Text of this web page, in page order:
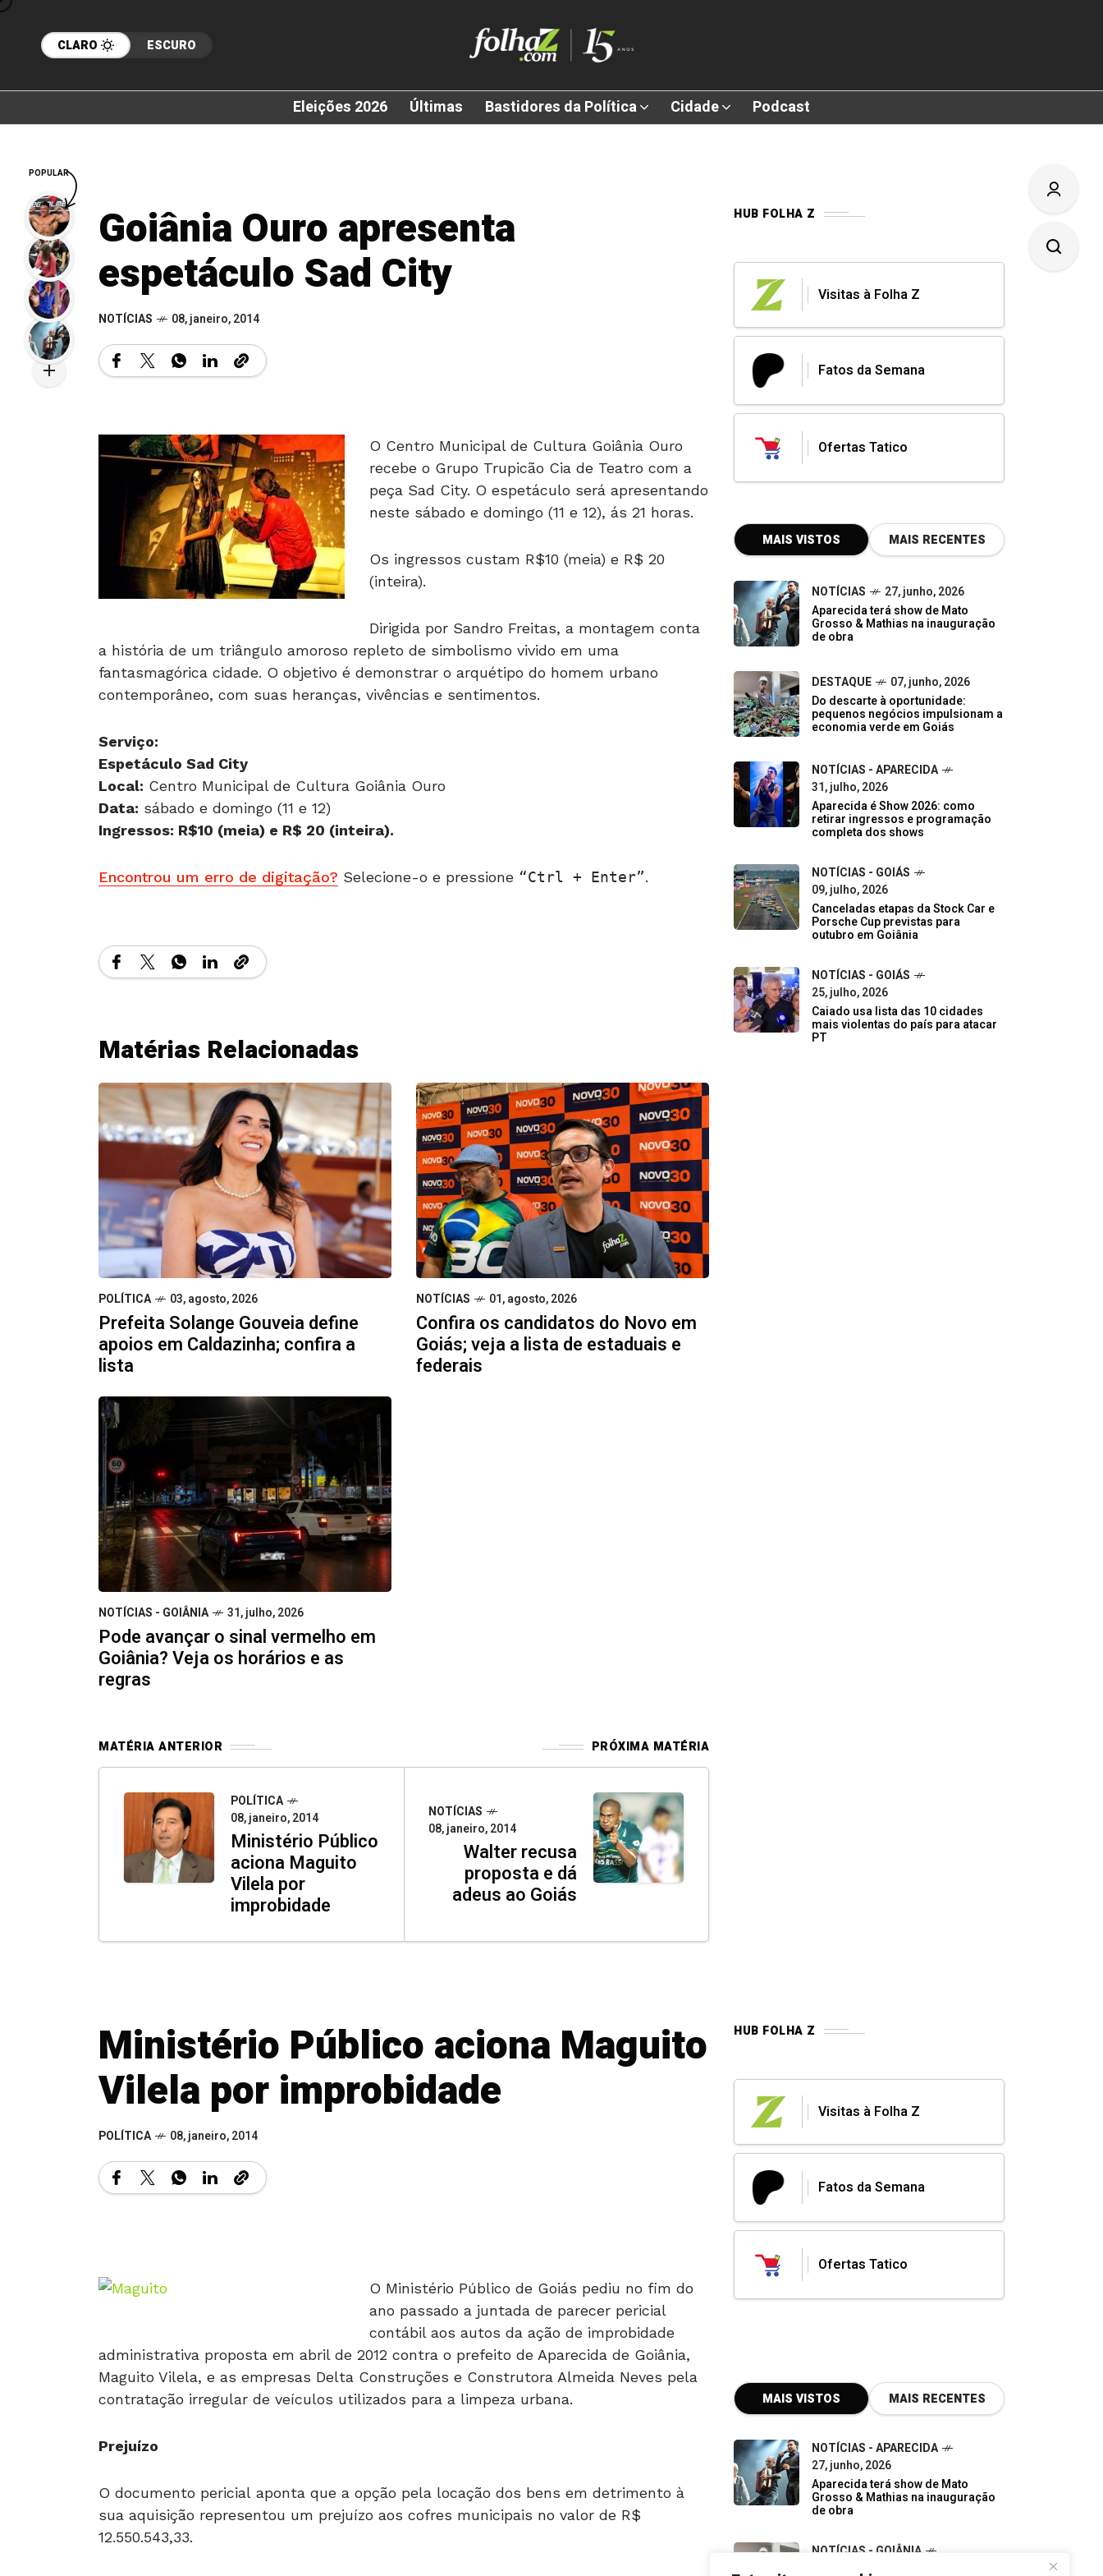
CLARO ESCURO
Eleições 2026 Últimas Bastidores da Política Cidade Podcast
Goiânia Ouro apresenta
espetáculo Sad City
NOTÍCIAS 08, janeiro, 2014
O Centro Municipal de Cultura Goiânia Ouro
recebe o Grupo Trupicão Cia de Teatro com a
peça Sad City. O espetáculo será apresentando
neste sábado e domingo (11 e 12), ás 21 horas.
Os ingressos custam R$10 (meia) e R$ 20
(inteira).
Dirigida por Sandro Freitas, a montagem conta
a história de um triângulo amoroso repleto de simbolismo vivido em uma
fantasmagórica cidade. O objetivo é demonstrar o arquétipo do homem urbano
contemporâneo, com suas heranças, vivências e sentimentos.
Serviço:
Espetáculo Sad City
Local: Centro Municipal de Cultura Goiânia Ouro
Data: sábado e domingo (11 e 12)
Ingressos: R$10 (meia) e R$ 20 (inteira).
Encontrou um erro de digitação? Selecione-o e pressione Ctrl + Enter .
Matérias Relacionadas
POLÍTICA 03, agosto, 2026
Prefeita Solange Gouveia define
apoios em Caldazinha; confira a
lista
NOTÍCIAS 01, agosto, 2026
Confira os candidatos do Novo em
Goiás; veja a lista de estaduais e
federais
NOTÍCIAS - GOIÂNIA 31, julho, 2026
Pode avançar o sinal vermelho em
Goiânia? Veja os horários e as
regras
MATÉRIA ANTERIOR PRÓXIMA MATÉRIA
POLÍTICA
08, janeiro, 2014
Ministério Público
aciona Maguito
Vilela por
improbidade
NOTÍCIAS
08, janeiro, 2014
Walter recusa
proposta e dá
adeus ao Goiás
HUB FOLHA Z
Visitas à Folha Z
Fatos da Semana
Ofertas Tatico
MAIS VISTOS MAIS RECENTES
NOTÍCIAS
27, junho, 2026
Aparecida terá show de Mato
Grosso & Mathias na inauguração
de obra
DESTAQUE
07, junho, 2026
Do descarte à oportunidade:
pequenos negócios impulsionam a
economia verde em Goiás
NOTÍCIAS - APARECIDA
31, julho, 2026
Aparecida é Show 2026: como
retirar ingressos e programação
completa dos shows
NOTÍCIAS - GOIÁS
09, julho, 2026
Canceladas etapas da Stock Car e
Porsche Cup previstas para
outubro em Goiânia
NOTÍCIAS - GOIÁS
25, julho, 2026
Caiado usa lista das 10 cidades
mais violentas do país para atacar
PT
Ministério Público aciona Maguito
Vilela por improbidade
POLÍTICA 08, janeiro, 2014
ano passado a juntada de parecer pericial
contábil aos autos da ação de improbidade
administrativa proposta em abril de 2012 contra o prefeito de Aparecida de Goiânia,
Maguito Vilela, e as empresas Delta Construções e Construtora Almeida Neves pela
contratação irregular de veículos utilizados para a limpeza urbana.
sua aquisição representou um prejuízo aos cofres municipais no valor de R$
12.550.543,33.
HUB FOLHA Z
Visitas à Folha Z
Fatos da Semana
Ofertas Tatico
NOTÍCIAS - APARECIDA
Aparecida terá show de Mato
Grosso & Mathias na inauguração
de obra
NOTÍCIAS - GOIÂNIA
Do descarte à oportunidade:
economia verde em Goiás
POPULAR